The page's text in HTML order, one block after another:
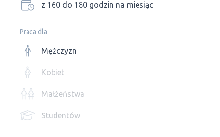
z 160 do 180 godzin na miesiąc
Praca dla
Mężczyzn
Kobiet
Małżeństwa
Studentów